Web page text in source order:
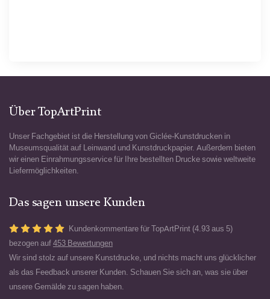
Über TopArtPrint
Unser Fachgebiet ist die Herstellung von Giclée-Kunstdrucken in
Museumsqualität auf Leinwand und Kunstdruckpapier. Außerdem bieten
wir einen Einrahmungsservice für Ihre bestellten Drucke sowie weltweite
Liefermöglichkeiten.
Das sagen unsere Kunden
Kundenkommentare für TopArtPrint (4.93 aus 5)
bezogen auf 453 Bewertungen
Wir sind stolz auf unsere Kunstdrucke, und nichts macht uns glücklicher
als das Feedback unserer Kunden. Schauen Sie sich an, was sie über
unsere Gemälde zu sagen haben.